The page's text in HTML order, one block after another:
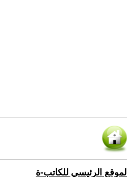
الموقع الرئيسي للكاتب-ة